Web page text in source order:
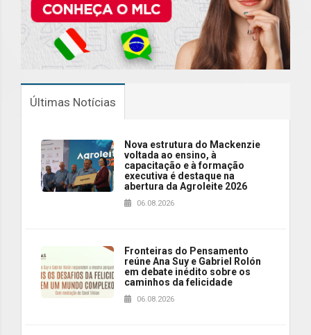
Últimas Notícias
Nova estrutura do Mackenzie
voltada ao ensino, à
capacitação e à formação
executiva é destaque na
abertura da Agroleite 2026
06.08.2026
Fronteiras do Pensamento
reúne Ana Suy e Gabriel Rolón
em debate inédito sobre os
caminhos da felicidade
06.08.2026